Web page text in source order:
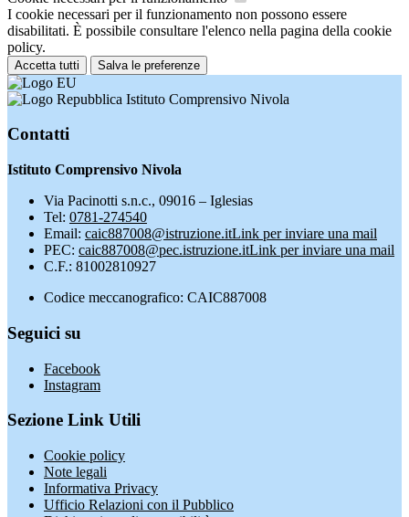
I cookie necessari per il funzionamento non possono essere
disabilitati. È possibile consultare l'elenco nella pagina della cookie
policy.
Accetta tutti Salva le preferenze
Istituto Comprensivo Nivola
Contatti
Istituto Comprensivo Nivola
Via Pacinotti s.n.c., 09016 – Iglesias
Tel: 0781-274540
Email: caic887008@istruzione.itLink per inviare una mail
PEC: caic887008@pec.istruzione.itLink per inviare una mail
C.F.: 81002810927
Codice meccanografico: CAIC887008
Seguici su
Facebook
Instagram
Sezione Link Utili
Cookie policy
Note legali
Informativa Privacy
Ufficio Relazioni con il Pubblico